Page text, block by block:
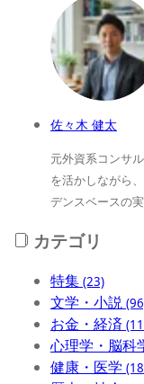
佐々木 健太
元外資系コンサ
を活かしながら
デンスベースの
カテゴリ
特集 (23)
文学・小説
お金・経済
心理学・脳科
健康・医学